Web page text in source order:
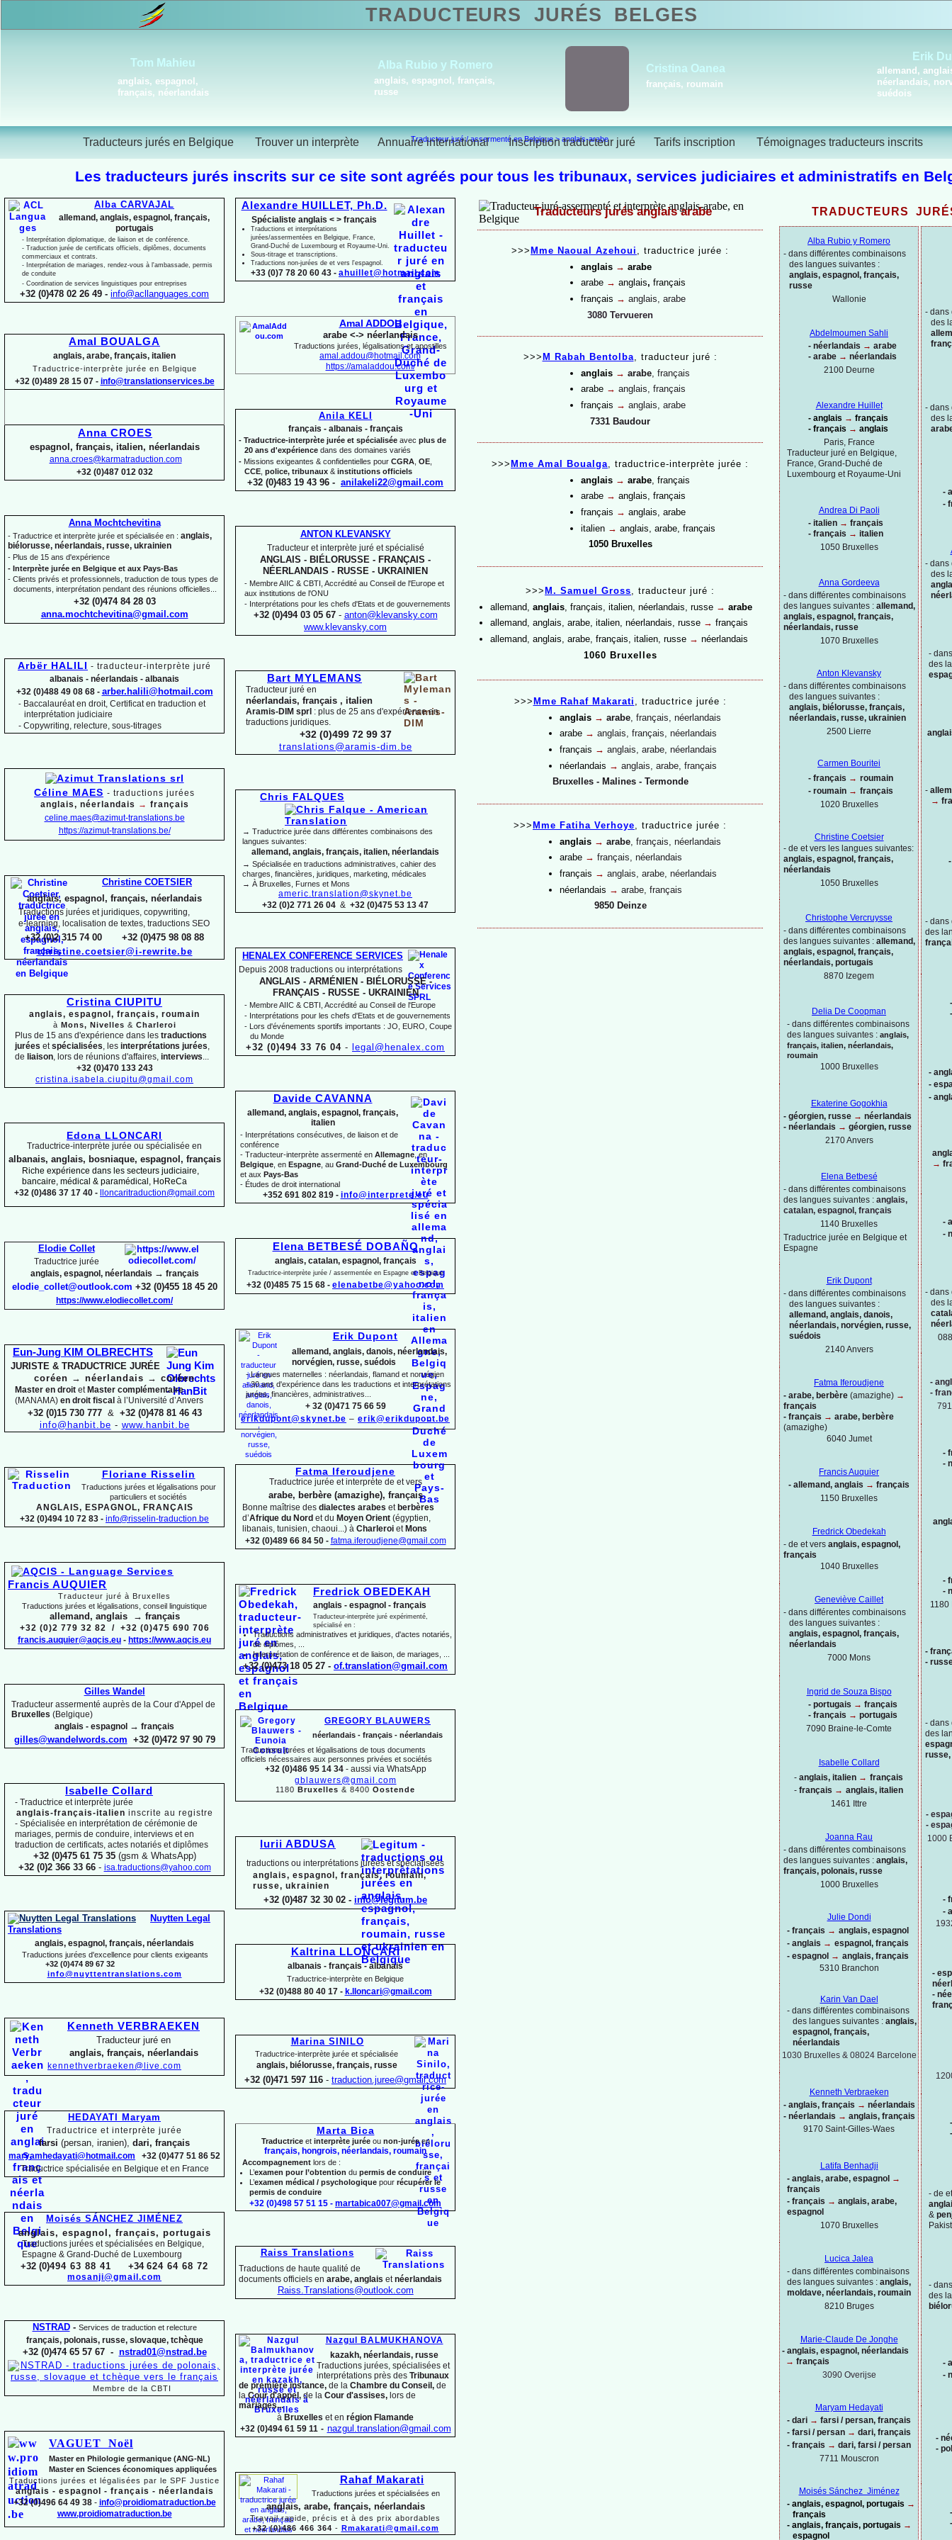
TRADUCTEURS JURÉS BELGES
Traducteur juré / assermenté en Belgique> anglais-arabe
TRADUCTEURS
- dans
des
- dans
des
-
-
- dans
des
-
des
-
→
-
- dans
des
-
-
-
-
-
→
-
-
- dans
des
-
-
-
-
-
-
1180
-
-
- dans
des
russe,
-
-
1000
-
-
-
-
-
-
- de
&
-
des
-
-
-
-
-
-
Alba Rubio y Romero
- dans différentes combinaisons
des langues suivantes :
anglais, espagnol, français,
russe
Wallonie
Abdelmoumen Sahli
- néerlandais → arabe
- arabe → néerlandais
2100 Deurne
Alexandre Huillet
- anglais → français
- français → anglais
Paris, France
Traducteur juré en Belgique,
France, Grand-Duché de
Luxembourg et Royaume-Uni
Andrea Di Paoli
- italien → français
- français → italien
1050 Bruxelles
Anna Gordeeva
- dans différentes combinaisons
des langues suivantes : allemand,
anglais, espagnol, français,
néerlandais, russe
1070 Bruxelles
Anton Klevansky
- dans différentes combinaisons
des langues suivantes :
anglais, biélorusse, français,
néerlandais, russe, ukrainien
2500 Lierre
Carmen Bouritei
- français → roumain
- roumain → français
1020 Bruxelles
Christine Coetsier
- de et vers les langues suivantes:
anglais, espagnol, français,
néerlandais
1050 Bruxelles
Christophe Vercruysse
- dans différentes combinaisons
des langues suivantes : allemand,
anglais, espagnol, français,
néerlandais, portugais
8870 Izegem
Delia De Coopman
- dans différentes combinaisons
des langues suivantes : anglais,
français, italien, néerlandais,
roumain
1000 Bruxelles
Ekaterine Gogokhia
- géorgien, russe → néerlandais
- néerlandais → géorgien, russe
2170 Anvers
Elena Betbesé
- dans différentes combinaisons
des langues suivantes : anglais,
catalan, espagnol, français
1140 Bruxelles
Traductrice jurée en Belgique et
Espagne
Erik Dupont
- dans différentes combinaisons
des langues suivantes :
allemand, anglais, danois,
néerlandais, norvégien, russe,
suédois
2140 Anvers
Fatma Iferoudjene
- arabe, berbère (amazighe) →
français
- français → arabe, berbère
(amazighe)
6040 Jumet
Francis Auquier
- allemand, anglais → français
1150 Bruxelles
Fredrick Obedekah
- de et vers anglais, espagnol,
français
1040 Bruxelles
Geneviève Caillet
- dans différentes combinaisons
des langues suivantes :
anglais, espagnol, français,
néerlandais
7000 Mons
Ingrid de Souza Bispo
- portugais → français
- français → portugais
7090 Braine-le-Comte
Isabelle Collard
- anglais, italien → français
- français → anglais, italien
1461 Ittre
Joanna Rau
- dans différentes combinaisons
des langues suivantes : anglais,
français, polonais, russe
1000 Bruxelles
Julie Dondi
- français → anglais, espagnol
- anglais → espagnol, français
- espagnol → anglais, français
5310 Branchon
Karin Van Dael
- dans différentes combinaisons
des langues suivantes : anglais,
espagnol, français,
néerlandais
1030 Bruxelles & 08024 Barcelone
Kenneth Verbraeken
- anglais, français → néerlandais
- néerlandais → anglais, français
9170 Saint-Gilles-Waes
Latifa Benhadji
- anglais, arabe, espagnol →
français
- français → anglais, arabe,
espagnol
1070 Bruxelles
Lucica Jalea
- dans différentes combinaisons
des langues suivantes : anglais,
moldave, néerlandais, roumain
8210 Bruges
Marie-Claude De Jonghe
- anglais, espagnol, néerlandais
→ français
3090 Overijse
Maryam Hedayati
- dari → farsi / persan, français
- farsi / persan → dari, français
- français → dari, farsi / persan
7711 Mouscron
Moisés Sánchez Jiménez
- anglais, espagnol, portugais →
français
- anglais, français, portugais →
espagnol
Traducteurs jurés en Belgique Trouver un interprète Annuaire international Inscription traducteur juré Tarifs inscription Témoignages traducteurs inscrits
Tom Mahieu
anglais, espagnol,
français, néerlandais
Erik
allemand,
néerlandais,
suédois
Cristina Oanea
français, roumain
Alba Rubio y Romero
anglais, espagnol, français,
russe
Les traducteurs jurés inscrits sur ce site sont agréés pour tous les tribunaux, services judiciaires et administratifs en
Alexandre HUILLET, Ph.D.
Spécialiste anglais < > français
Traductions et interprétations
jurées/assermentées en Belgique, France,
Grand-Duché de Luxembourg et Royaume-Uni.
Sous-titrage et transcriptions.
Traductions non-jurées de et vers l'espagnol.
+33 (0)7 78 20 60 43 - ahuillet@hotmail.com
Amal ADDOU
arabe <-> néerlandais
Traductions jurées, légalisations et apostilles
amal.addou@hotmail.com
https://amaladdou.com/
Anila KELI
français -albanais -français
- Traductrice-interprète jurée et spécialisée avec plus de
20 ans d'expérience dans des domaines variés
- Missions exigeantes & confidentielles pour CGRA OE
CCE police, tribunaux & institutions officiels
+32 (0)483 19 43 96 - anilakeli22@gmail.com
ANTON KLEVANSKY
Traducteur et interprète juré et spécialisé
ANGLAIS - BIÉLORUSSE - FRANÇAIS -
NÉERLANDAIS - RUSSE - UKRAINIEN
- Membre AIIC & CBTI, Accrédité au Conseil de l'Europe et
aux institutions de l'ONU
- Interprétations pour les chefs d'Etats et de gouvernements
+32 (0)494 03 05 67- anton@klevansky.com
www.klevansky.com
Bart MYLEMANS
Traducteur juré en
néerlandais, français , italien
Aramis-DIM sprl : plus de 25 ans d'expérience en
traductions juridiques.
+32 (0)499 72 99 37
translations@aramis-dim.be
Chris FALQUES
→ Traductrice jurée dans différentes combinaisons des
langues suivantes:
allemand, anglais, français, italien, néerlandais
→ Spécialisée en traductions administratives, cahier des
charges, financières, juridiques, marketing, médicales
→ À Bruxelles, Furnes et Mons
americ.translation@skynet.be
+32 (0)2 771 26 04 & +32 (0)475 53 13 47
HENALEX CONFERENCE SERVICES
Depuis 2008 traductions ou interprétations
ANGLAIS -ARMÉNIEN -BIÉLORUSSE -
FRANÇAIS -RUSSE -UKRAINIEN
- Membre AIIC & CBTI, Accrédité au Conseil de l'Europe
- Interprétations pour les chefs d'Etats et de gouvernements
- Lors d'événements sportifs importants : JO, EURO, Coupe
du Monde
+32 (0)494 33 76 04 - legal@henalex.com
Davide CAVANNA
allemand, anglais, espagnol, français,
italien
- Interprétations consécutives, de liaison et de
conférence
- Traducteur-interprète assermenté en Allemagne , en
Belgique , en Espagne , au Grand-Duché de Luxembourg
et aux Pays-Bas
- Études de droit international
+352 691 802 819 - info@interprete.eu
Elena BETBESÉ DOBAÑO
anglais, catalan, espagnol, français
Traductrice-interprète jurée / assermentée en Espagne et Belgique
+32 (0)485 75 15 68 - elenabetbe@yahoo.com
Erik Dupont
allemand, anglais, danois, néerlandais,
norvégien, russe, suédois
-Langues maternelles : néerlandais, flamand et norvégien
-30 ans d'expérience dans les traductions et interprétations
jurées, financières, administratives...
+ 32 (0)471 75 66 59
erikdupont@skynet.be – erik@erikdupont.be
Fatma Iferoudjene
Traductrice jurée et interprète de et vers
arabe, berbère (amazighe), français
Bonne maîtrise des dialectes arabes et berbères
d’Afrique du Nord et du Moyen Orient (égyptien,
libanais, tunisien, chaoui...) à Charleroi et Mons
+32 (0)489 66 84 50 - fatma.iferoudjene@gmail.com
Fredrick OBEDEKAH
anglais - espagnol - français
Traducteur-interprète juré expérimenté,
spécialisé en :
Traductions administratives et juridiques, d'actes notariés,
de diplômes, ...
Interprétation de conférence et de liaison, de mariages, ...
+32 (0)473 18 05 27 - of.translation@gmail.com
GREGORY BLAUWERS
néerlandais - français - néerlandais
Traductions jurées et légalisations de tous documents
officiels nécessaires aux personnes privées et sociétés
+32 (0)486 95 14 34-aussi via WhatsApp
gblauwers@gmail.com
1180 Bruxelles & 8400 Oostende
Iurii ABDUSA
traductions ou interprétations jurées et spécialisées
anglais, espagnol, français, roumain,
russe, ukrainien
+32 (0)487 32 30 02 - info@legitum.be
Kaltrina LLONCARI
albanais - français -albanais
Traductrice-interprète en Belgique
+32 (0)488 80 40 17 - k.lloncari@gmail.com
Marina SINILO
Traductrice-interprète jurée et spécialisée
anglais, biélorusse, français, russe
+32 (0)471 597 116 - traduction.juree@gmail.com
Marta Bica
Traductrice etinterprète juréeou non-juréeen
français, hongrois, néerlandais, roumain
Accompagnement lors de :
L’examen pour l’obtention du permis de conduire
L’examen médical / psychologique pour récupérer le
permis de conduire
+32 (0)498 57 51 15 - martabica007@gmail.com
Raiss Translations
Traductions de haute qualité de
documents officiels en arabe, anglais etnéerlandais
Raiss. Translations@outlook.com
Nazgul BALMUKHANOVA
kazakh, néerlandais, russe
Traductions jurées, spécialisées et
interprétations près des Tribunaux
de première instance, de la Chambre du Conseil, de
laCour d'appel, de la Cour d'assises, lors de
mariages...
à Bruxelles et en région Flamande
+32 (0)494 61 59 11- nazgul.translation@gmail.com
Rahaf Makarati
Traductions jurées et spécialisées en
anglais, arabe, français, néerlandais
Travail rapide, précis et à des prix abordables
+32 (0)486 466 364 - Rmakarati@gmail.com
Alba CARVAJAL
allemand, anglais, espagnol, français,
portugais
- Interprétation diplomatique, de liaison et de conférence.
- Traduction jurée de certificats officiels, diplômes, documents
commerciaux et contrats.
- Interprétation de mariages, rendez-vous à l'ambassade, permis
de conduite
- Coordination de services linguistiques pour entreprises
+32 (0)478 02 26 49 - info@acllanguages.com
Amal BOUALGA
anglais, arabe, français, italien
Traductrice-interprète jurée en Belgique
+32 (0)489 28 15 07 - info@translationservices.be
Anna CROES
espagnol, français, italien, néerlandais
anna.croes@karmatraduction.com
+32 (0)487 012 032
Anna Mochtchevitina
- Traductrice et interprète jurée et spécialisée en : anglais,
biélorusse, néerlandais, russe, ukrainien
- Plus de 15 ans d'expérience
- Interprète jurée en Belgique et aux Pays-Bas
- Clients privés et professionnels, traduction de tous types de
documents, interprétation pendant des réunions officielles...
+32 (0)474 84 28 03
anna.mochtchevitina@gmail.com
Arbër HALILI - traducteur-interprète juré
albanais - néerlandais - albanais
+32 (0)488 49 08 68 - arber.halili@hotmail.com
- Baccalauréat en droit, Certificat en traduction et
interprétation judiciaire
- Copywriting, relecture, sous-titrages
Céline MAES - traductions jurées
anglais, néerlandais → français
celine.maes@azimut-translations.be
https://azimut-translations.be/
Christine COETSIER
anglais, espagnol, français, néerlandais
Traductions jurées et juridiques, copywriting,
e- learning, localisation de textes, traductions SEO
+32 (0)2 315 74 00 +32 (0)475 98 08 88
christine.coetsier@i-rewrite.be
Cristina CIUPITU
anglais, espagnol, français, roumain
à Mons, Nivelles & Charleroi
Plus de 15 ans d'expérience dans les traductions
jurées etspécialisées, les interprétations jurées,
de liaison, lors de réunions d'affaires, interviews...
+32 (0)470 133 243
cristina.isabela.ciupitu@gmail.com
Edona LLONCARI
Traductrice-interprète jurée ou spécialisée en
albanais, anglais, bosniaque, espagnol, français
Riche expérience dans les secteurs judiciaire,
bancaire, médical & paramédical, HoReCa
+32 (0)486 37 17 40 -
lloncaritraduction@gmail.com
Elodie Collet
Traductrice jurée
anglais, espagnol, néerlandais → français
elodie_collet@outlook.com +32 (0)455 18 45 20
https://www.elodiecollet.com/
Eun-Jung KIM OLBRECHTS
JURISTE & TRADUCTRICE JURÉE
coréen → néerlandais → coréen
Master en droit etMaster complémentaire
(MANAMA) en droit fiscal à l’Université d’Anvers
+32 (0)15 730 777& +32 (0)478 81 46 43
info@hanbit.be - www.hanbit.be
Floriane Risselin
Traductions jurées et légalisations pour
particuliers et sociétés
ANGLAIS, ESPAGNOL, FRANÇAIS
+32 (0)494 10 72 83 - info@risselin-traduction.be
Francis AUQUIER
Traducteur juré à Bruxelles
Traductions jurées et légalisations, conseil linguistique
allemand, anglais → français
+32 (0)2 779 32 82 / +32 (0)475 690 706
francis.auquier@aqcis.eu - https://www.aqcis.eu
Gilles Wandel
Traducteur assermenté auprès de la Cour d'Appel de
Bruxelles (Belgique)
anglais - espagnol → français
gilles@wandelwords.com +32 (0)472 97 90 79
Isabelle Collard
- Traductrice et interprète jurée
anglais-français-italien inscrite au registre
- Spécialisée en interprétation de cérémonie de
mariages, permis de conduire, interviews et en
traduction de certificats, actes notariés et diplômes
+32 (0)475 61 75 35(gsm & WhatsApp)
+32 (0)2 366 33 66 - isa.traductions@yahoo.com
Nuytten Legal
Translations
anglais, espagnol, français, néerlandais
Traductions jurées d'excellence pour clients exigeants
+32 (0)474 89 67 32
info@nuyttentranslations.com
Kenneth VERBRAEKEN
Traducteur juré en
anglais, français, néerlandais
kennethverbraeken@live.com
HEDAYATI Maryam
Traductrice et interprète jurée
farsi (persan, iranien), dari, français
maryamhedayati@hotmail.com +32 (0)477 51 86 52
Traductrice spécialisée en Belgique et en France
Moisés SÁNCHEZ JIMÉNEZ
anglais, espagnol, français, portugais
Traductions jurées et spécialisées en Belgique,
Espagne & Grand-Duché de Luxembourg
+32 (0)494 63 88 41 +34 624 64 68 72
mosanji@gmail.com
NSTRAD- Services de traduction et relecture
français, polonais, russe, slovaque, tchèque
+32 (0)474 65 57 67 - nstrad01@nstrad.be
Membre de la CBTI
VAGUET Noël
Master en Philologie germanique (ANG-NL)
Master en Sciences économiques appliquées
Traductions jurées et légalisées par le SPF Justice
anglais - espagnol - français - néerlandais
+32 (0)496 64 49 38 - info@proidiomatraduction.be
www.proidiomatraduction.be
Traducteurs jurés anglais arabe
>>> Mme Naoual Azehoui , traductrice jurée :
anglais → arabe
arabe → anglais, français
français → anglais, arabe
3080 Tervueren
>>> M Rabah Bentolba, traducteur juré :
anglais → arabe , français
arabe → anglais, français
français → anglais, arabe
7331 Baudour
>>> Mme Amal Boualga, traductrice-interprète jurée :
anglais → arabe , français
arabe → anglais, français
français → anglais, arabe
italien → anglais, arabe, français
1050 Bruxelles
>>> M. Samuel Gross, traducteur juré :
allemand, anglais , français, italien, néerlandais, russe → arabe
allemand, anglais, arabe, italien, néerlandais, russe → français
allemand, anglais, arabe, français, italien, russe → néerlandais
1060 Bruxelles
>>> Mme Rahaf Makarati , traductrice jurée :
anglais → arabe , français, néerlandais
arabe → anglais, français, néerlandais
français → anglais, arabe, néerlandais
néerlandais → anglais, arabe, français
Bruxelles -Malines -Termonde
>>> Mme Fatiha Verhoye, traductrice jurée :
anglais → arabe , français, néerlandais
arabe → français, néerlandais
français → anglais, arabe, néerlandais
néerlandais → arabe, français
9850 Deinze